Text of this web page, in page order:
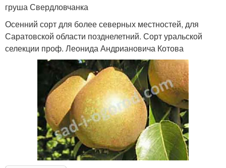
груша Свердловчанка
Осенний сорт для более северных местностей, для
Саратовской области позднелетний. Сорт уральской
селекции проф. Леонида Андриановича Котова